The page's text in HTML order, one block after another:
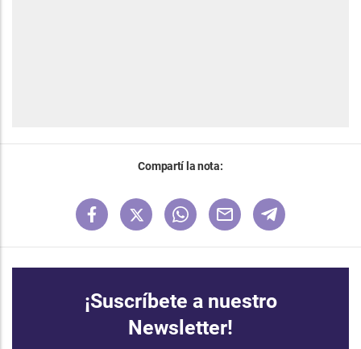
Compartí la nota:
¡Suscríbete a nuestro
Newsletter!